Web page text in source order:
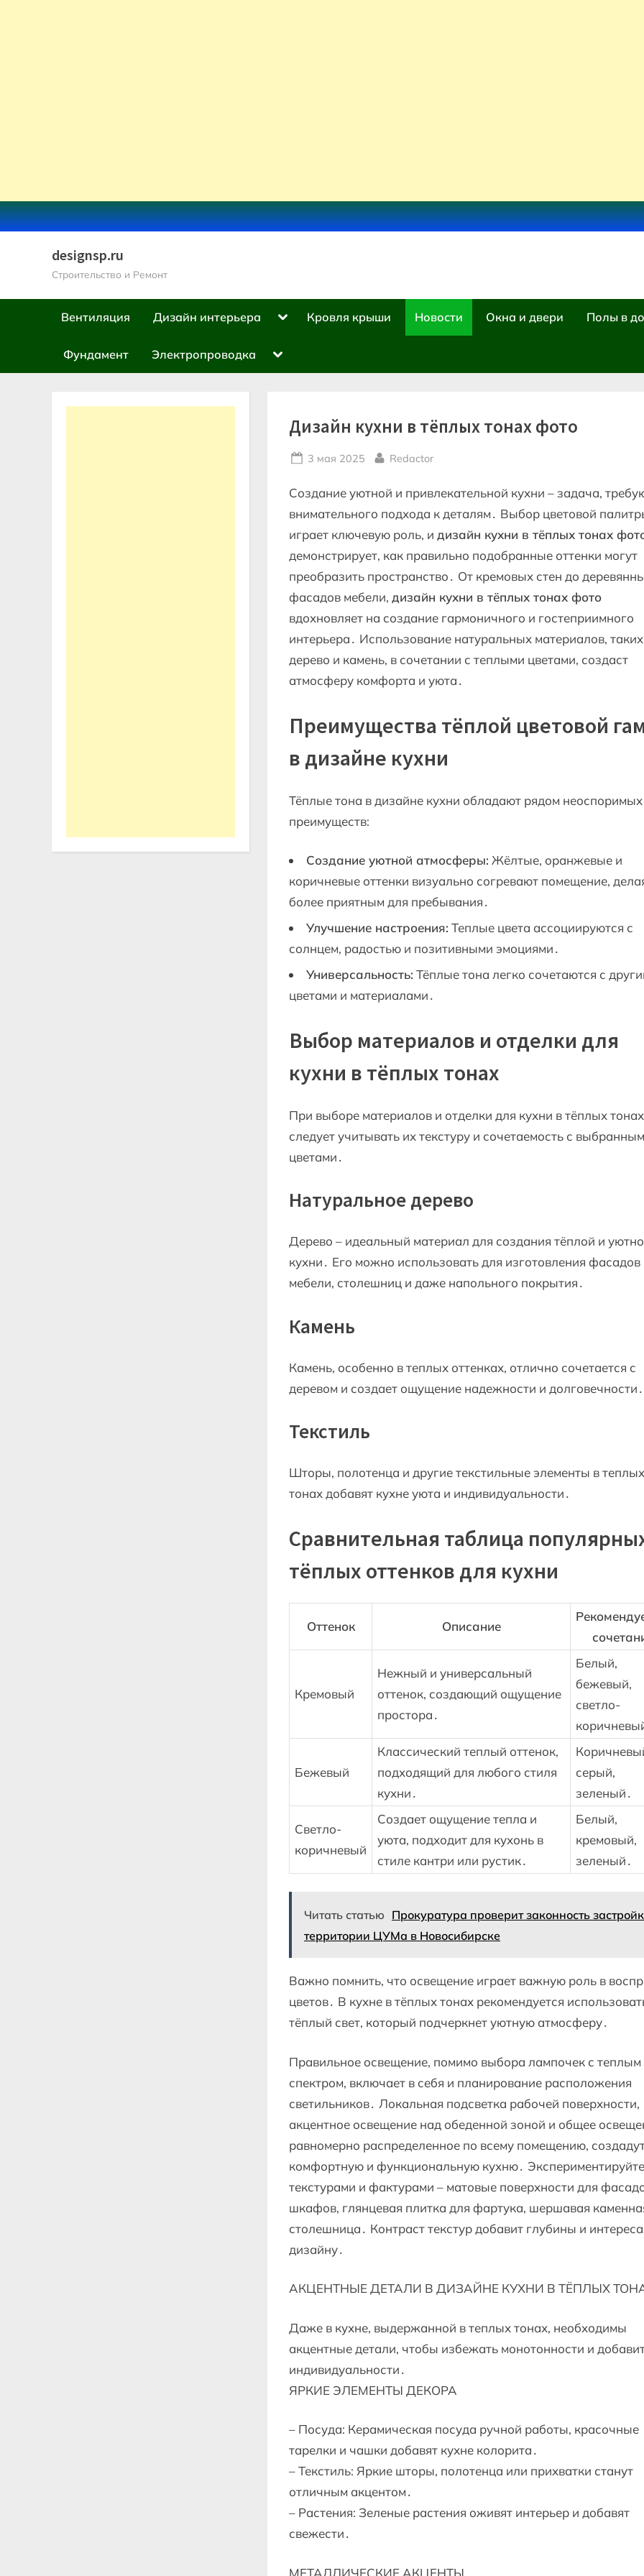
Skip
to
designsp.ru
Строительство и Ремонт
Вентиляция Дизайн интерьера
ToggleКровля крыши Новости Окна и двери Полы в
Фундамент Электропроводка
Toggle
menu
Дизайн кухни в тёплых тонах фото
Posted
3 мая 2025 By
Redactor
Создание уютной и привлекательной кухни – задача,
внимательного подхода к деталям․ Выбор цветовой
играет ключевую роль, и дизайн кухни в тёплых тонах
демонстрирует, как правильно подобранные оттенки могут
преобразить пространство․ От кремовых стен до
фасадов мебели, дизайн кухни в тёплых тонах фото
вдохновляет на создание гармоничного и гостеприимного
интерьера․ Использование натуральных материалов,
дерево и камень, в сочетании с теплыми цветами, создаст
атмосферу комфорта и уюта․
Преимущества тёплой цветовой
в дизайне кухни
Тёплые тона в дизайне кухни обладают рядом неоспоримых
преимуществ:
Создание уютной атмосферы: Жёлтые, оранжевые и
коричневые оттенки визуально согревают помещение,
более приятным для пребывания․
Улучшение настроения: Теплые цвета ассоциируются с
солнцем, радостью и позитивными эмоциями․
Универсальность: Тёплые тона легко сочетаются с
цветами и материалами․
Выбор материалов и отделки для
кухни в тёплых тонах
При выборе материалов и отделки для кухни в тёплых тонах
следует учитывать их текстуру и сочетаемость с
цветами․
Натуральное дерево
Дерево – идеальный материал для создания тёплой и
кухни․ Его можно использовать для изготовления фасадов
мебели, столешниц и даже напольного покрытия․
Камень
Камень, особенно в теплых оттенках, отлично сочетается с
деревом и создает ощущение надежности и долговечности․
Текстиль
Шторы, полотенца и другие текстильные элементы в теплых
тонах добавят кухне уюта и индивидуальности․
Сравнительная таблица
тёплых оттенков для кухни
Оттенок Описание
Кремовый
Нежный и универсальный
оттенок, создающий ощущение
простора․
Белый,
бежевый,
светло-
Бежевый
Классический теплый оттенок,
подходящий для любого стиля
кухни․
серый,
зеленый․
Светло-
коричневый
Создает ощущение тепла и
уюта, подходит для кухонь в
стиле кантри или рустик․
Белый,
кремовый,
зеленый․
Читать статью Прокуратура проверит законность
территории ЦУМа в Новосибирске
Важно помнить, что освещение играет важную роль в
цветов․ В кухне в тёплых тонах рекомендуется
тёплый свет, который подчеркнет уютную атмосферу․
Правильное освещение, помимо выбора лампочек с теплым
спектром, включает в себя и планирование расположения
светильников․ Локальная подсветка рабочей поверхности,
акцентное освещение над обеденной зоной и общее
равномерно распределенное по всему помещению,
комфортную и функциональную кухню․
текстурами и фактурами – матовые поверхности для
шкафов, глянцевая плитка для фартука, шершавая
столешница․ Контраст текстур добавит глубины и интереса
дизайну․
АКЦЕНТНЫЕ ДЕТАЛИ В ДИЗАЙНЕ КУХНИ В ТЁПЛЫХ
Даже в кухне, выдержанной в теплых тонах, необходимы
акцентные детали, чтобы избежать монотонности и
индивидуальности․
ЯРКИЕ ЭЛЕМЕНТЫ ДЕКОРА
– Посуда: Керамическая посуда ручной работы, красочные
тарелки и чашки добавят кухне колорита․
– Текстиль: Яркие шторы, полотенца или прихватки станут
отличным акцентом․
– Растения: Зеленые растения оживят интерьер и добавят
свежести․
МЕТАЛЛИЧЕСКИЕ АКЦЕНТЫ